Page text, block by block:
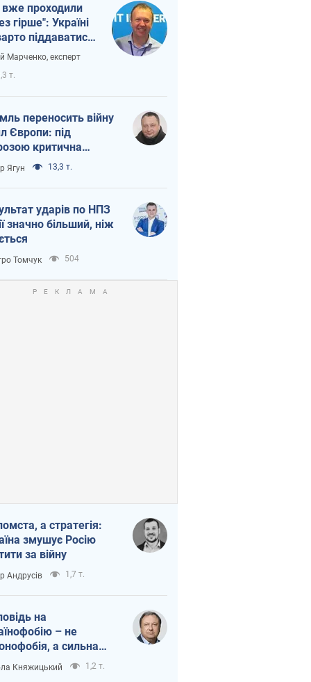
проходили
гірше": Україні
піддаватися
через
Марченко, експерт
т.
переносить війну
Європи: під
критична
Ягун 13,3 т.
ударів по НПЗ
значно більший, ніж
Томчук 504
а стратегія:
змушує Росію
за війну
Андрусів 1,7 т.
на
– не
а сильна
держава
Княжицький 1,2 т.